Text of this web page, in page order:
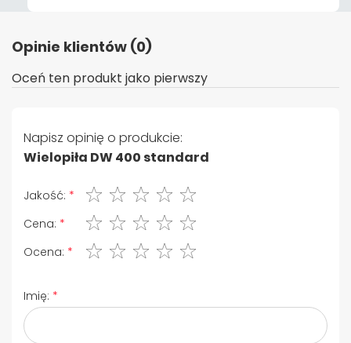
Opinie klientów (0)
Oceń ten produkt jako pierwszy
Napisz opinię o produkcie:
Wielopiła DW 400 standard
Jakość:
1 gwiazdka
2 gwiazdki
3 gwiazdki4 gwiazdki
Cena:
1 gwiazdka
2 gwiazdki
3 gwiazdki4 gwiazdki
Ocena:
1 gwiazdka
2 gwiazdki
3 gwiazdki4 gwiazdki
Imię: